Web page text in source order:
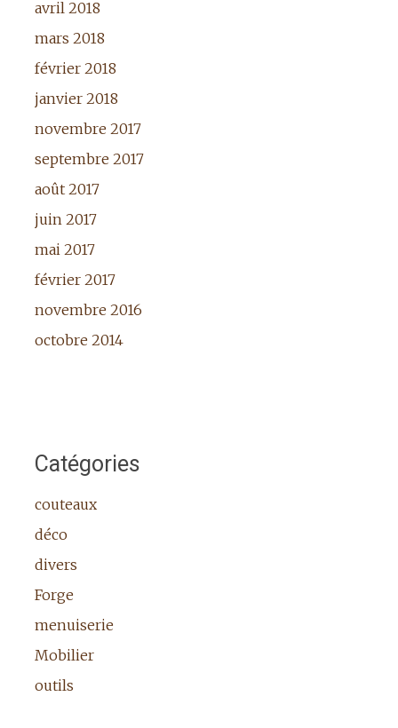
avril 2018
mars 2018
février 2018
janvier 2018
novembre 2017
septembre 2017
août 2017
juin 2017
mai 2017
février 2017
novembre 2016
octobre 2014
Catégories
couteaux
déco
divers
Forge
menuiserie
Mobilier
outils